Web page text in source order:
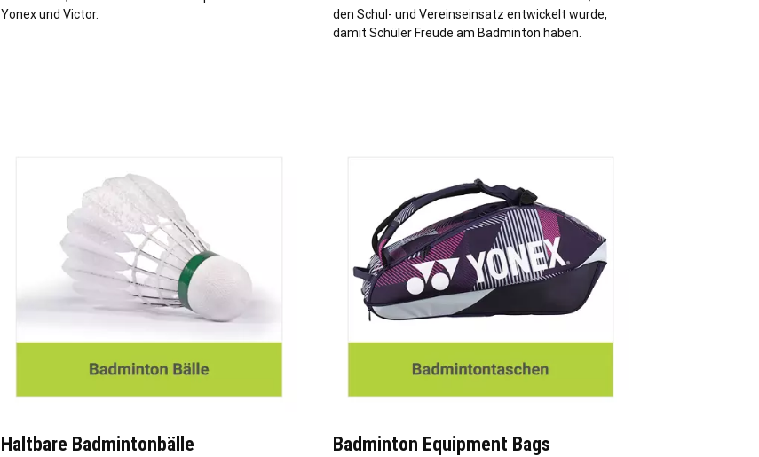
Yonex und Victor.
den Schul- und Vereinseinsatz entwickelt wurde,
damit Schüler Freude am Badminton haben.
Haltbare Badmintonbälle Badminton Equipment Bags